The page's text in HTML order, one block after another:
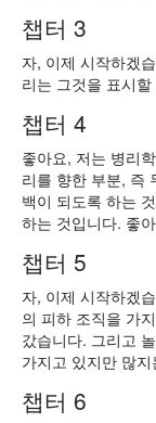
챕터 3
자, 이제 시작하겠
리는 그것을 표시
챕터 4
좋아요, 저는 병리
리를 향한 부분, 즉
백이 되도록 하는
하는 것입니다. 좋
챕터 5
자, 이제 시작하겠
의 피하 조직을 가
갔습니다. 그리고
가지고 있지만 많
챕터 6